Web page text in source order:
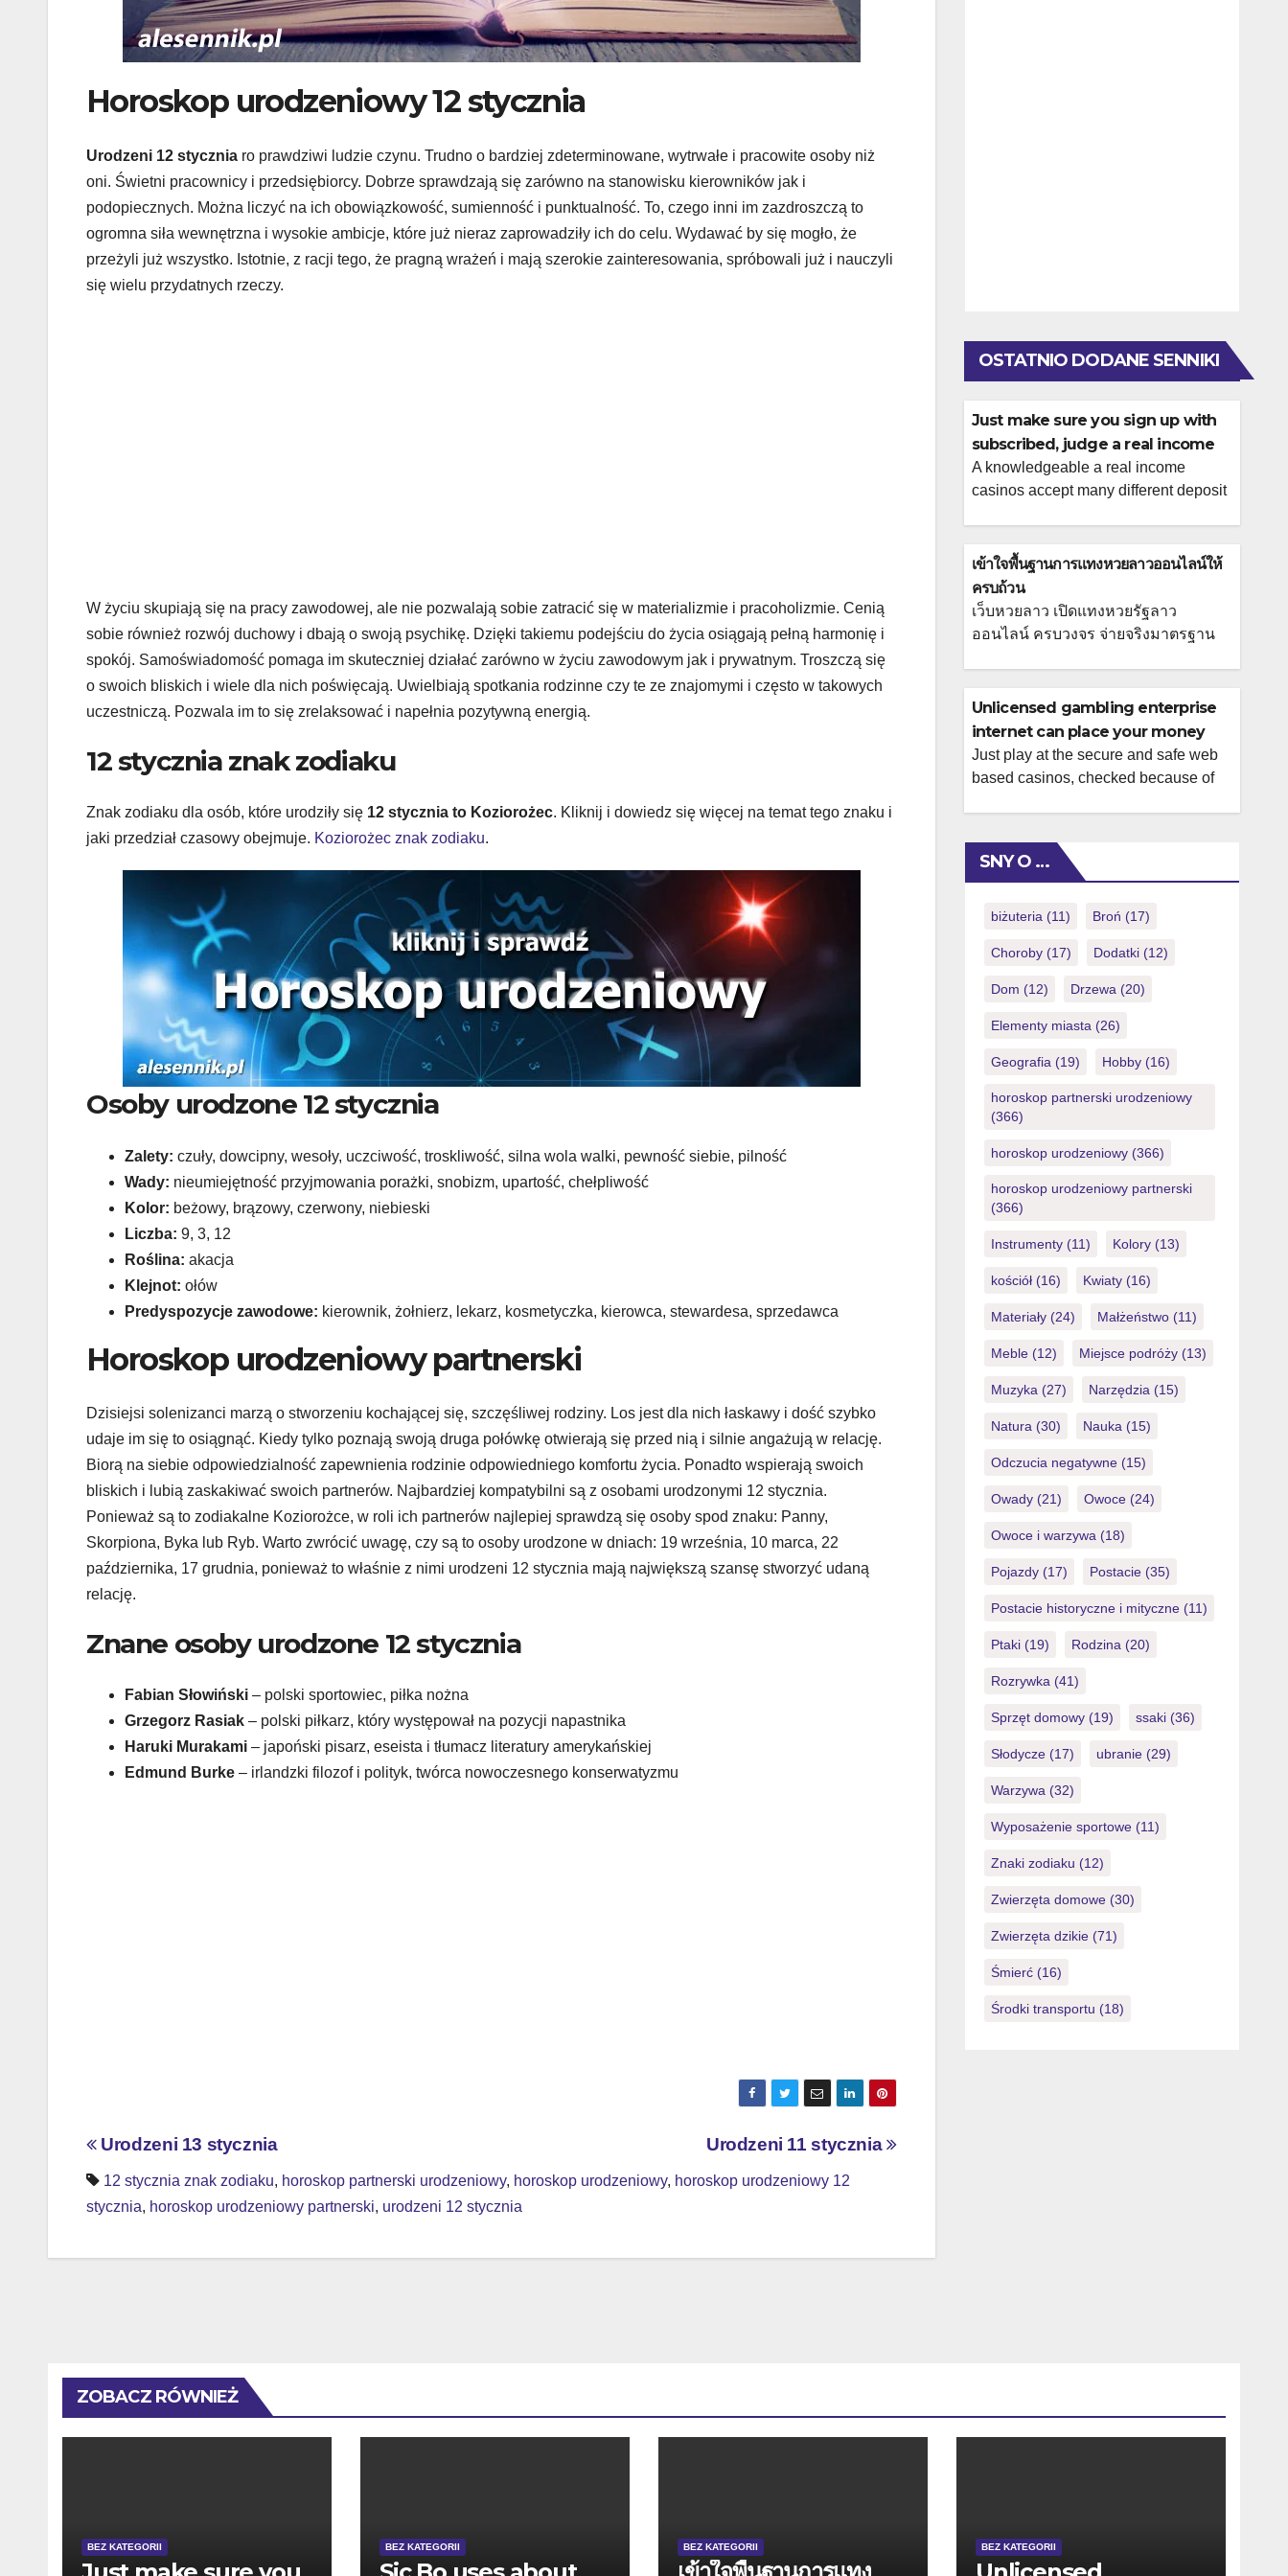
Horoskop urodzeniowy 12 stycznia
Urodzeni 12 stycznia ro prawdziwi ludzie czynu. Trudno o bardziej zdeterminowane, wytrwałe i pracowite osoby niż
oni. Świetni pracownicy i przedsiębiorcy. Dobrze sprawdzają się zarówno na stanowisku kierowników jak i
podopiecznych. Można liczyć na ich obowiązkowość, sumienność i punktualność. To, czego inni im zazdroszczą to
ogromna siła wewnętrzna i wysokie ambicje, które już nieraz zaprowadziły ich do celu. Wydawać by się mogło, że
przeżyli już wszystko. Istotnie, z racji tego, że pragną wrażeń i mają szerokie zainteresowania, spróbowali już i nauczyli
się wielu przydatnych rzeczy.
W życiu skupiają się na pracy zawodowej, ale nie pozwalają sobie zatracić się w materializmie i pracoholizmie. Cenią
sobie również rozwój duchowy i dbają o swoją psychikę. Dzięki takiemu podejściu do życia osiągają pełną harmonię i
spokój. Samoświadomość pomaga im skuteczniej działać zarówno w życiu zawodowym jak i prywatnym. Troszczą się
o swoich bliskich i wiele dla nich poświęcają. Uwielbiają spotkania rodzinne czy te ze znajomymi i często w takowych
uczestniczą. Pozwala im to się zrelaksować i napełnia pozytywną energią.
12 stycznia znak zodiaku
Znak zodiaku dla osób, które urodziły się 12 stycznia to Koziorożec. Kliknij i dowiedz się więcej na temat tego znaku i
jaki przedział czasowy obejmuje. Koziorożec znak zodiaku.
Osoby urodzone 12 stycznia
Zalety: czuły, dowcipny, wesoły, uczciwość, troskliwość, silna wola walki, pewność siebie, pilność
Wady: nieumiejętność przyjmowania porażki, snobizm, upartość, chełpliwość
Kolor: beżowy, brązowy, czerwony, niebieski
Liczba: 9, 3, 12
Roślina: akacja
Klejnot: ołów
Predyspozycje zawodowe: kierownik, żołnierz, lekarz, kosmetyczka, kierowca, stewardesa, sprzedawca
Horoskop urodzeniowy partnerski
Dzisiejsi solenizanci marzą o stworzeniu kochającej się, szczęśliwej rodziny. Los jest dla nich łaskawy i dość szybko
udaje im się to osiągnąć. Kiedy tylko poznają swoją druga połówkę otwierają się przed nią i silnie angażują w relację.
Biorą na siebie odpowiedzialność zapewnienia rodzinie odpowiedniego komfortu życia. Ponadto wspierają swoich
bliskich i lubią zaskakiwać swoich partnerów. Najbardziej kompatybilni są z osobami urodzonymi 12 stycznia.
Ponieważ są to zodiakalne Koziorożce, w roli ich partnerów najlepiej sprawdzą się osoby spod znaku: Panny,
Skorpiona, Byka lub Ryb. Warto zwrócić uwagę, czy są to osoby urodzone w dniach: 19 września, 10 marca, 22
października, 17 grudnia, ponieważ to właśnie z nimi urodzeni 12 stycznia mają największą szansę stworzyć udaną
relację.
Znane osoby urodzone 12 stycznia
Fabian Słowiński – polski sportowiec, piłka nożna
Grzegorz Rasiak – polski piłkarz, który występował na pozycji napastnika
Haruki Murakami – japoński pisarz, eseista i tłumacz literatury amerykańskiej
Edmund Burke – irlandzki filozof i polityk, twórca nowoczesnego konserwatyzmu
Nawigacja
wpisu
Urodzeni 11 stycznia
Urodzeni 13 stycznia
12 stycznia znak zodiaku, horoskop partnerski urodzeniowy, horoskop urodzeniowy, horoskop urodzeniowy 12
stycznia, horoskop urodzeniowy partnerski, urodzeni 12 stycznia
OSTATNIO DODANE SENNIKI
Just make sure you sign up with
subscribed, judge a real income
casinos online
A knowledgeable a real income
casinos accept many different deposit
web for a real income. On the internet
real cash casinos are merely judge
within the a few claims, of these
claims in which real cash gambling
เข้าใจพื้นฐานการแทงหวยลาวออนไลน์ให้
ครบถ้วน
เว็บหวยลาว เปิดแทงหวยรัฐลาว
ออนไลน์ ครบวงจร จ่ายจริงมาตรฐาน
เรียลไทม์ เชื่อมต่อผู้เล่นกับผลรางวัลจาก
ประเทศลาวโดยตรงผ่านอินเทอร์เน็ต ผู้
ใช้สามารถเลือกหมายเลขที่ต้องการ
แล้วชำระเงินผ่านระบบอัตโนมัติเพื่อรับ
ตรวจผลและรับเงินรางวัลผ่านบัญชี
เดียวกันช่วยลดขั้นตอนและเวลารอคอย
เมื่อเทียบกับวิธีการแบบดั้งเดิม เพียง
สมัครสมาชิกและเติมเครดิตก็เริ่มแทง
ได้ทันทีทุกวันตามตารางออกเลขที่
ลาวออนไลน์ให้ครบถ้วน การแทงหวย
เริ่มจากเข้าใจโครงสร้างเลข 4 ตัวกับ 2
ตัวล่าง และรูปแบบการจ่ายที่ต่างกันไป
หรือเลขวิ่ง แต่ละแบบมีวิธีคิดกำไรไม่
เหมือนกัน ควรทดลองกับงบน้อยก่อน
เพื่อจับจังหวะการออกผล และเช็กเวลา
เว็บหวยลาวส่วนใหญ่มีฟีเจอร์แสดงสถิติ
ย้อนหลังให้ดูเลขซ้ำกับเลขร้อน ซึ่งช่วย
ตัดสินใจได้ดี แต่ต้องไม่ลืมตั้งวงเงินต่อ
ประเภทที่เล่นและเงื่อนไขการจ่ายของ
เว็บนั้นๆ ก่อนกดยืนยัน คำถามที่พบบ่อย:
– ไม่ได้ครับ เพราะแต่ละประเภทมีช่อง
ใส่แยกกัน ถ้าใส่ผิดช่องจะถือว่าเล่น
ทันที แทงหวยลาวผ่านเว็บต่างจากการ
เว็บต่างจากการซื้อใต้ดินในเรื่องความ
ชัดเจนของอัตราจ่ายและระบบการจ่าย
ต่อบาทไว้ล่วงหน้า เช่น บน 3 ตัว จ่าย
850 บาท คงที่ ขณะที่ใต้ดินมักถูกบวก
เจ้ามือแต่ละราย เว็บยังตัดยอดและโอน
เงินเข้าบัญชีทันทีหลังผลออกโดยไม่ต้อง
เงิน ซึ่งเสี่ยงโดนเลื่อนจ่ายหรือหักค่า
ประวัติเลขทุกครั้ง […]
Unlicensed gambling enterprise
internet can place your money
and personal guidance in the
risk
Just play at the secure and safe web
based casinos, checked because of
responsible gambling devices.
Remain a journal of your betting
brands, game starred, lesson course,
complete choice is usually […]
SNY O …
biżuteria(11) Broń (17)
Choroby(17) Dodatki(12)
Dom (12) Drzewa(20)
Elementy miasta(26)
Geografia(19) Hobby(16)
horoskop partnerski urodzeniowy
(366)
horoskop urodzeniowy(366)
horoskop urodzeniowy partnerski
(366)
Instrumenty(11) Kolory(13)
kościół(16) Kwiaty(16)
Materiały(24) Małżeństwo(11)
Meble(12) Miejsce podróży(13)
Muzyka(27) Narzędzia(15)
Natura(30) Nauka(15)
Odczucia negatywne(15)
Owady(21) Owoce(24)
Owoce i warzywa(18)
Pojazdy(17) Postacie(35)
Postacie historyczne i mityczne(11)
Ptaki(19) Rodzina(20)
Rozrywka(41)
Sprzęt domowy(19) ssaki(36)
Słodycze(17) ubranie(29)
Warzywa(32)
Wyposażenie sportowe(11)
Znaki zodiaku (12)
Zwierzęta domowe(30)
Zwierzęta dzikie(71)
Śmierć(16)
Środki transportu (18)
ZOBACZ RÓWNIEŻ
BEZ KATEGORII BEZ KATEGORII BEZ KATEGORII BEZ KATEGORII